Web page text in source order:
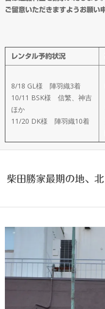
メ
イ
ド
製
作
武
楽
衆
ご留意いただきますようお願い
レンタル予約状況
8/18 GL様 陣羽織3着
10/11 BSK様 信繁、神吉
ほか
11/20 DK様 陣羽織10着
柴田勝家最期の地、